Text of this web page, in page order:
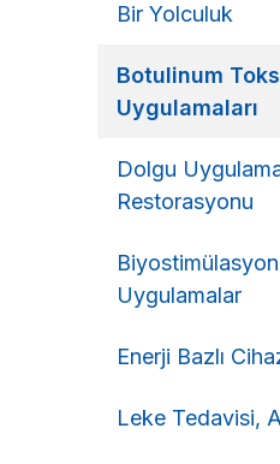
Bir Yolculuk
Botulinum
Uygulamaları
Dolgu
Restorasyonu
Uygulamalar
Enerji Bazlı
Leke Tedavisi,